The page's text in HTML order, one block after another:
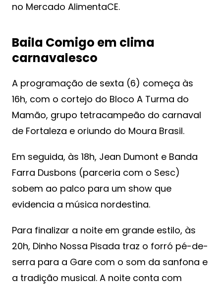
no Mercado AlimentaCE.
Baila Comigo em clima
carnavalesco
A programação de sexta (6) começa às
16h, com o cortejo do Bloco A Turma do
Mamão, grupo tetracampeão do carnaval
de Fortaleza e oriundo do Moura Brasil.
Em seguida, às 18h, Jean Dumont e Banda
Farra Dusbons (parceria com o Sesc)
sobem ao palco para um show que
evidencia a música nordestina.
Para finalizar a noite em grande estilo, às
20h, Dinho Nossa Pisada traz o forró pé-de-
serra para a Gare com o som da sanfona e
a tradição musical. A noite conta com